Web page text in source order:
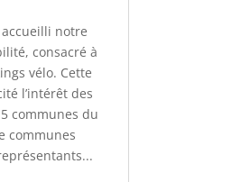
notre
consacré à
vélo. Cette
l’intérêt des
communes du
communes